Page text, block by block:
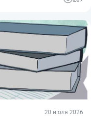
20 июля 2026